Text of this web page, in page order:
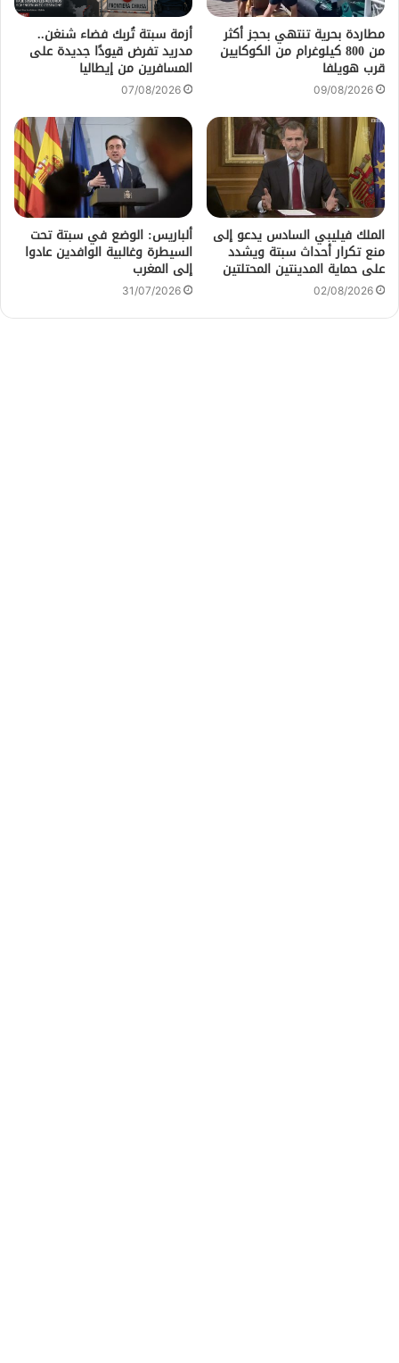
مطاردة بحرية تنتهي بحجز أكثر
من 800 كيلوغرام من الكوكايين
قرب هويلفا
09/08/2026
أزمة سبتة تُربك فضاء شنغن..
مدريد تفرض قيودًا جديدة على
المسافرين من إيطاليا
07/08/2026
الملك فيليبي السادس يدعو إلى
منع تكرار أحداث سبتة ويشدد
على حماية المدينتين المحتلتين
02/08/2026
ألباريس: الوضع في سبتة تحت
السيطرة وغالبية الوافدين عادوا
إلى المغرب
31/07/2026